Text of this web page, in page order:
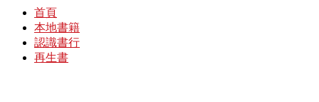
首頁
本地書籍
認識書行
再生書